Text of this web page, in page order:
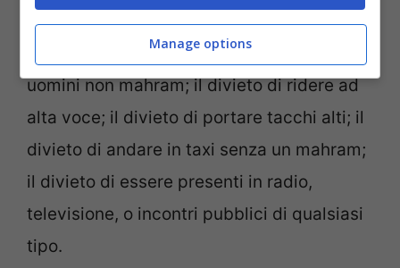
il divieto di uso di cosmetici; il divieto per
le donne di parlare o di dare la mano a
uomini non mahram; il divieto di ridere ad
alta voce; il divieto di portare tacchi alti; il
divieto di andare in taxi senza un mahram;
il divieto di essere presenti in radio,
televisione, o incontri pubblici di qualsiasi
tipo.
Manage options